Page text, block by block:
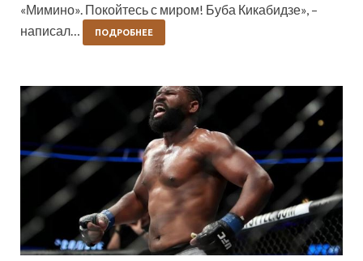
«Мимино». Покойтесь с миром! Буба Кикабидзе», –
написал…
ПОДРОБНЕЕ